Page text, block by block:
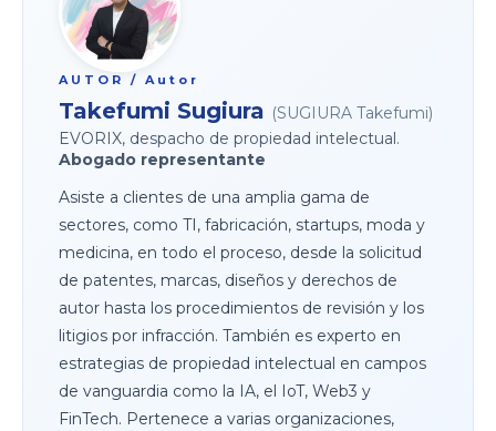
AUTOR / Autor
Takefumi Sugiura (SUGIURA Takefumi)
EVORIX, despacho de propiedad intelectual.
Abogado representante
Asiste a clientes de una amplia gama de
sectores, como TI, fabricación, startups, moda y
medicina, en todo el proceso, desde la solicitud
de patentes, marcas, diseños y derechos de
autor hasta los procedimientos de revisión y los
litigios por infracción. También es experto en
estrategias de propiedad intelectual en campos
de vanguardia como la IA, el IoT, Web3 y
FinTech. Pertenece a varias organizaciones,